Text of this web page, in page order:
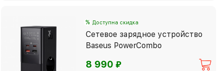
% Доступна скидка
Сетевое зарядное устройство
Baseus PowerCombo
8 990⃏